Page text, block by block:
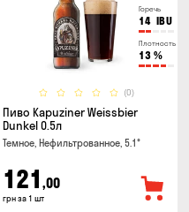
Горечь
14 IBU
Плотность
13 %
(0)
Пиво Kapuziner Weissbier
Dunkel 0.5л
Темное, Нефильтрованное, 5.1°
121 ,00
грн за 1 шт